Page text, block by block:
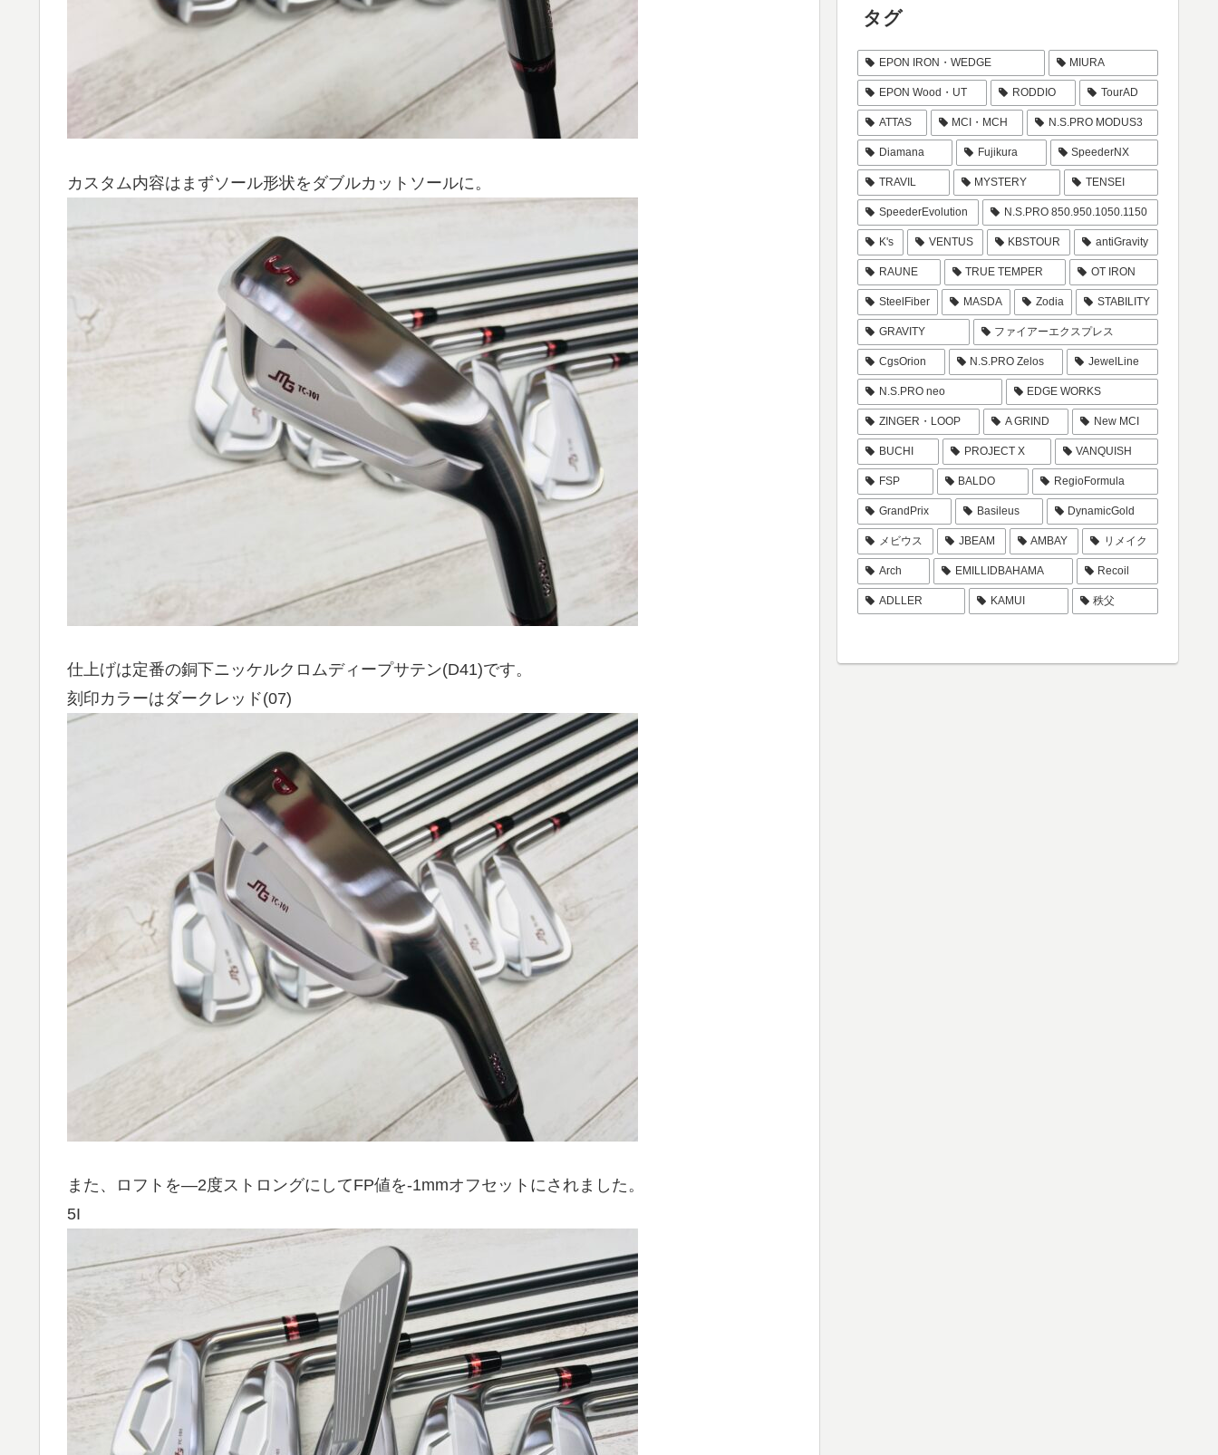
カスタム内容はまずソール形状をダブルカットソールに。
仕上げは定番の銅下ニッケルクロムディープサテン(D41)です。
刻印カラーはダークレッド(07)
また、ロフトを―2度ストロングにしてFP値を-1mmオフセットにされました。
5I
タグ
EPON IRON・WEDGE MIURA
EPON Wood・UT RODDIO TourAD
ATTAS MCI・MCH N.S.PRO MODUS3
Diamana Fujikura SpeederNX
TRAVIL MYSTERY TENSEI
SpeederEvolution N.S.PRO 850.950.1050.1150
K's VENTUS KBSTOUR antiGravity
RAUNE TRUE TEMPER OT IRON
SteelFiber MASDA Zodia STABILITY
GRAVITY ファイアーエクスプレス
CgsOrion N.S.PRO Zelos JewelLine
N.S.PRO neo EDGE WORKS
ZINGER・LOOP A GRIND New MCI
BUCHI PROJECT X VANQUISH
FSP BALDO RegioFormula
GrandPrix Basileus DynamicGold
メビウス JBEAM AMBAY リメイク
Arch EMILLIDBAHAMA Recoil
ADLLER KAMUI 秩父